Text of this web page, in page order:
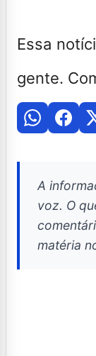
Essa
gente.
A
voz. O
matéria